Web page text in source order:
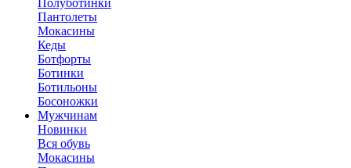
Полуботинки
Пантолеты
Мокасины
Кеды
Ботфорты
Ботинки
Ботильоны
Босоножки
Мужчинам
Новинки
Вся обувь
Мокасины